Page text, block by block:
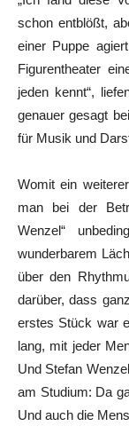
schon entblößt,
einer Puppe
Figurentheater
jeden kennt“,
genauer gesagt
für Musik und
Womit ein
man bei der
Wenzel“
wunderbarem
über den
darüber, dass
erstes Stück war
lang, mit jeder
Und Stefan
am Studium: Da
Und auch die